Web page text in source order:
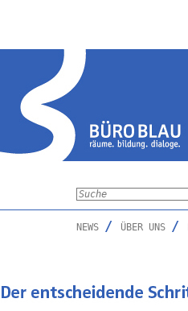
NEWS ÜBER UNS